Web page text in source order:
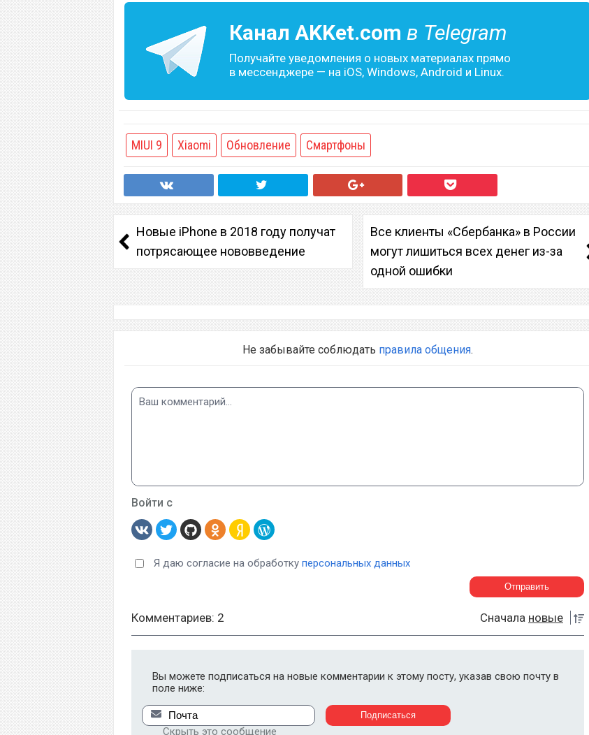
Канал AKKet.com в Telegram
Получайте уведомления о новых материалах прямо
в мессенджере — на iOS, Windows, Android и Linux.
MIUI 9 Xiaomi Обновление Смартфоны
Новые iPhone в 2018 году получат
потрясающее нововведение
Все клиенты «Сбербанка» в России
могут лишиться всех денег из-за
одной ошибки
Не забывайте соблюдать правила общения.
Войти с
Я даю согласие на обработку персональных данных
Комментариев: 2 Сначала новые
Вы можете подписаться на новые комментарии к этому посту, указав свою почту в
поле ниже:
Скрыть это сообщение